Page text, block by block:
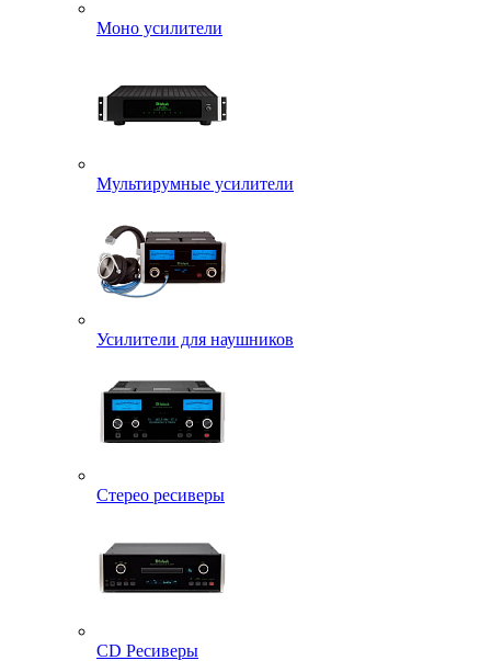
Моно усилители
Мультирумные усилители
Усилители для наушников
Стерео ресиверы
CD Ресиверы